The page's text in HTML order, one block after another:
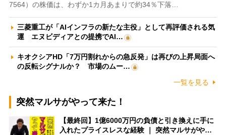
7564）の株価は、わずか1カ月あまりで約34％下落…
三菱重工が「AIインフラの新たな主役」として再評価される気
運 エヌビディアとの提携でAI…
キオクシアHD「7万円割れからの急反発」は再びの上昇局面へ
の反転シグナルか？ 市場のムー…
一覧を見る
突然マルサがやって来た！
【最終回】1億6000万円の負債と引き換えに手に
入れたプライスレスな経験 ｜ 突然マルサがや…